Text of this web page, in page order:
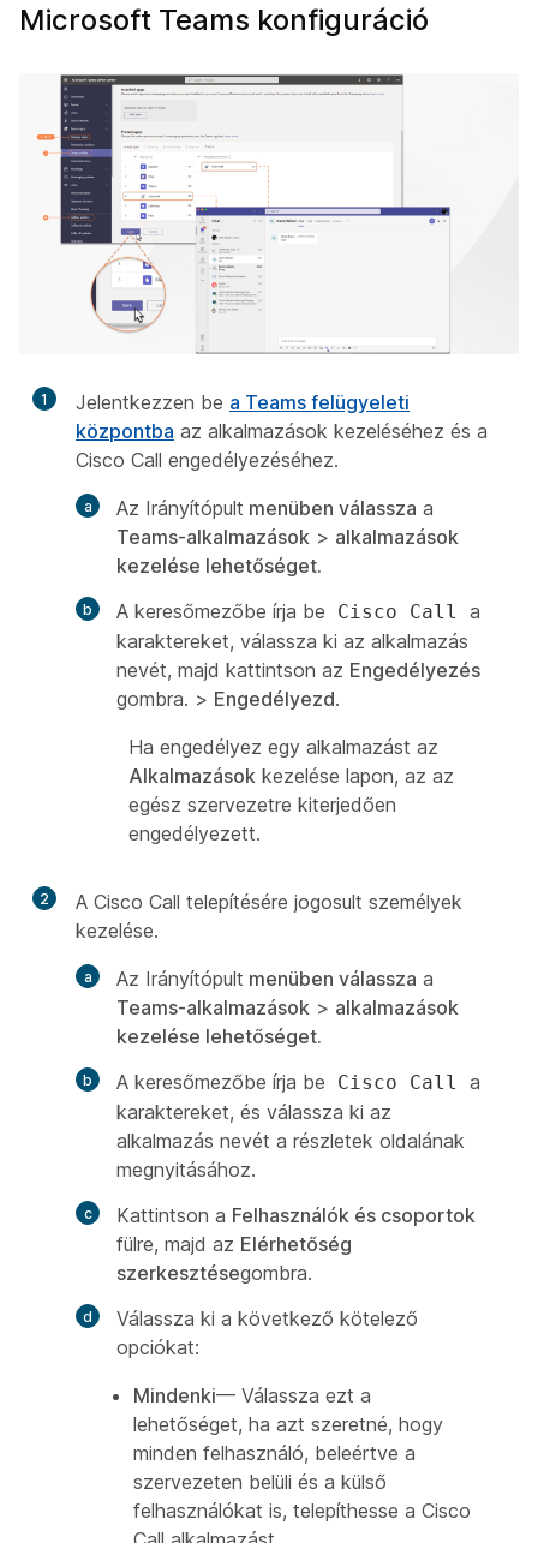
Microsoft Teams konfiguráció
1 Jelentkezzen be a Teams felügyeleti
központba az alkalmazások kezeléséhez és a
Cisco Call engedélyezéséhez.
Az Irányítópult menüben válassza a
Teams-alkalmazások > alkalmazások
kezelése lehetőséget.
A keresőmezőbe írja be
Cisco Call
a
karaktereket, válassza ki az alkalmazás
nevét, majd kattintson az Engedélyezés
gombra. > Engedélyezd.
Ha engedélyez egy alkalmazást az
Alkalmazások kezelése lapon, az az
egész szervezetre kiterjedően
engedélyezett.
2
A Cisco Call telepítésére jogosult személyek
kezelése.
Az Irányítópult menüben válassza a
Teams-alkalmazások > alkalmazások
kezelése lehetőséget.
A keresőmezőbe írja be
Cisco Call
a
karaktereket, és válassza ki az
alkalmazás nevét a részletek oldalának
megnyitásához.
Kattintson a Felhasználók és csoportok
fülre, majd az Elérhetőség
szerkesztésegombra.
Válassza ki a következő kötelező
opciókat:
Mindenki— Válassza ezt a
lehetőséget, ha azt szeretné, hogy
minden felhasználó, beleértve a
szervezeten belüli és a külső
felhasználókat is, telepíthesse a Cisco